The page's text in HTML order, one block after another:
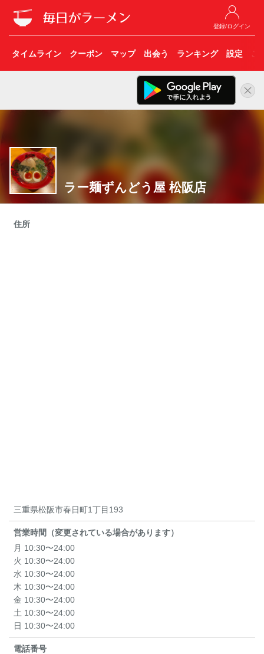
登録/ログイン
タイムライン クーポン マップ 出会う ランキング 設定 こ
ラー麺ずんどう屋 松阪店
住所
三重県松阪市春日町1丁目193
営業時間（変更されている場合があります）
月 10:30〜24:00
火 10:30〜24:00
水 10:30〜24:00
木 10:30〜24:00
金 10:30〜24:00
土 10:30〜24:00
日 10:30〜24:00
電話番号